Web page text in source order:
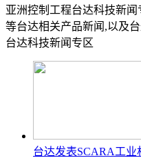
亚洲控制工程台达科技新
等台达相关产品新闻,以及
台达科技新闻专区
台达发表SCARA工